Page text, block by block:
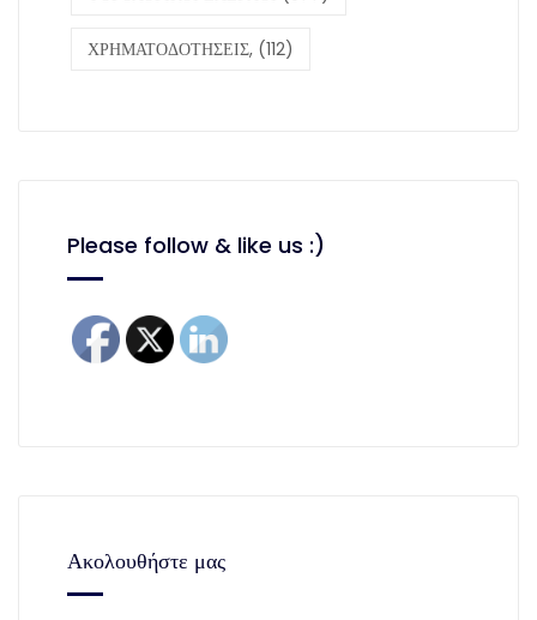
ΧΡΗΜΑΤΟΔΟΤΗΣΕΙΣ, (112)
Please follow & like us :)
Ακολουθήστε μας